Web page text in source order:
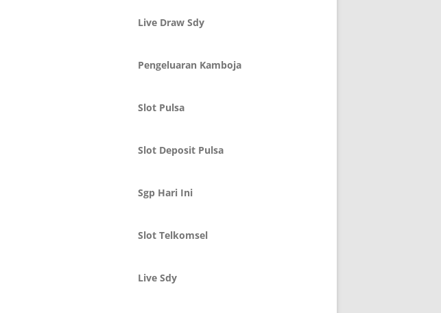
Live Draw Sdy
Pengeluaran Kamboja
Slot Pulsa
Slot Deposit Pulsa
Sgp Hari Ini
Slot Telkomsel
Live Sdy